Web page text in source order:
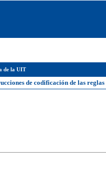
de la UIT
de codificación de las